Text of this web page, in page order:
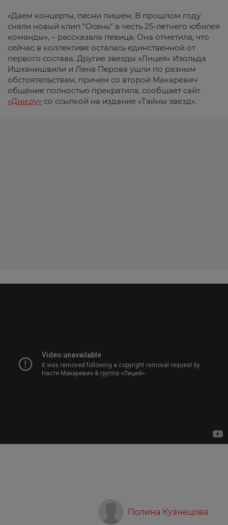
«Даем концерты, песни пишем. В прошлом году
сняли новый клип "Осень" в честь 25-летнего юбилея
команды», – рассказала певица. Она отметила, что
сейчас в коллективе осталась единственной от
первого состава. Другие звезды «Лицея» Изольда
Ишханишвили и Лена Перова ушли по разным
обстоятельствам, причем со второй Макаревич
общение полностью прекратила, сообщает сайт
«Дни.ру» со ссылкой на издание «Тайны звезд».
Полина Кузнецова